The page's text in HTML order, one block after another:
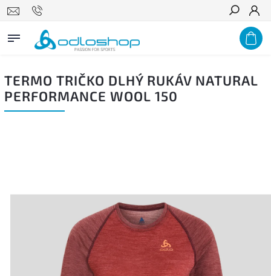
Hľadať
TERMO TRIČKO DLHÝ RUKÁV NATURAL
PERFORMANCE WOOL 150